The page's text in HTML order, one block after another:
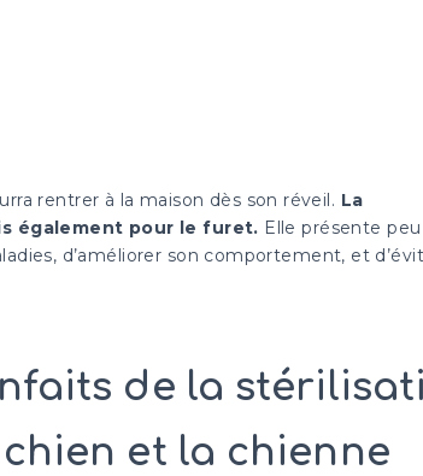
rentrer à la maison dès son réveil. La
également pour le furet. Elle présente peu
d’améliorer son comportement, et
de la
et la chienne